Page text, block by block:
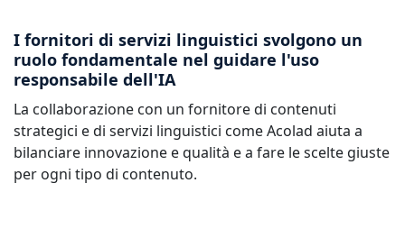
I fornitori di servizi linguistici svolgono un
ruolo fondamentale nel guidare l'uso
responsabile dell'IA
La collaborazione con un fornitore di contenuti
strategici e di servizi linguistici come Acolad aiuta a
bilanciare innovazione e qualità e a fare le scelte giuste
per ogni tipo di contenuto.